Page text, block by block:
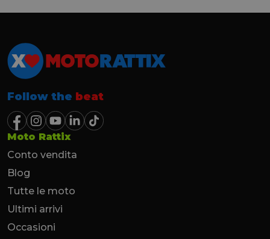
Follow the beat
Moto Rattix
Conto vendita
Blog
Tutte le moto
Ultimi arrivi
Occasioni